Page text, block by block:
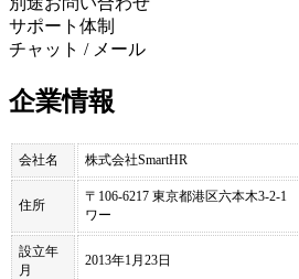
サポート体制
チャット / メール
企業情報
会社名 株式会社SmartHR
住所
〒106-6217 東京都港区六本木3-2-
ワー
設立年
月
2013年1月23日